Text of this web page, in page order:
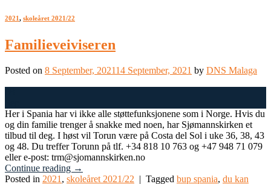
2021, skoleåret 2021/22
Familieveiviseren
Posted on 8 September, 202114 September, 2021 by DNS Malaga
Her i Spania har vi ikke alle støttefunksjonene som i Norge. Hvis du
og din familie trenger å snakke med noen, har Sjømannskirken et
tilbud til deg. I høst vil Torun være på Costa del Sol i uke 36, 38, 43
og 48. Du treffer Torunn på tlf. +34 818 10 763 og +47 948 71 079
eller e-post: trm@sjomannskirken.no
Continue reading →
Posted in 2021 , skoleåret 2021/22 | Tagged bup spania, du kan